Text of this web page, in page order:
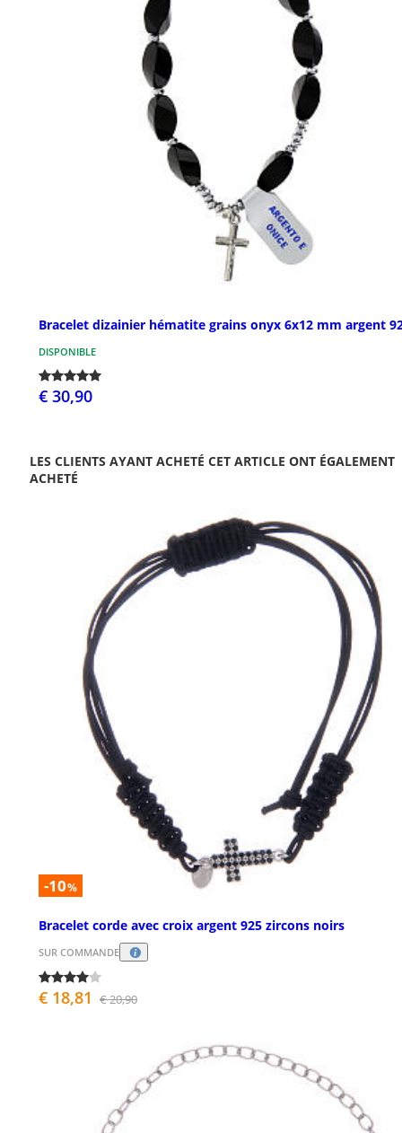
Bracelet dizainier hématite grains onyx 6x12 mm argent
DISPONIBLE
€ 30,90
LES CLIENTS AYANT ACHETÉ CET ARTICLE ONT ÉGALEMENT
ACHETÉ
-10%
Bracelet corde avec croix argent 925 zircons noirs
SUR COMMANDE
€ 18,81 € 20,90